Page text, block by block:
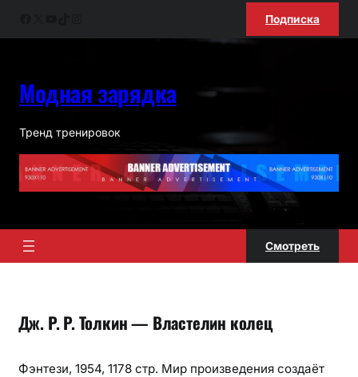
Подписка
Модная зарядка
Тренд тренировок
Смотреть
Дж. Р. Р. Толкин — Властелин колец
Фэнтези, 1954, 1178 стр. Мир произведения создаёт